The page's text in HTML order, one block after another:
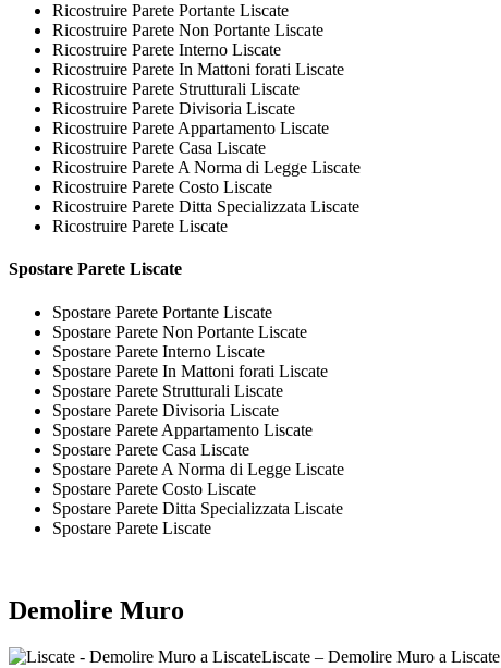
Ricostruire Parete Portante Liscate
Ricostruire Parete Non Portante Liscate
Ricostruire Parete Interno Liscate
Ricostruire Parete In Mattoni forati Liscate
Ricostruire Parete Strutturali Liscate
Ricostruire Parete Divisoria Liscate
Ricostruire Parete Appartamento Liscate
Ricostruire Parete Casa Liscate
Ricostruire Parete A Norma di Legge Liscate
Ricostruire Parete Costo Liscate
Ricostruire Parete Ditta Specializzata Liscate
Ricostruire Parete Liscate
Spostare Parete Liscate
Spostare Parete Portante Liscate
Spostare Parete Non Portante Liscate
Spostare Parete Interno Liscate
Spostare Parete In Mattoni forati Liscate
Spostare Parete Strutturali Liscate
Spostare Parete Divisoria Liscate
Spostare Parete Appartamento Liscate
Spostare Parete Casa Liscate
Spostare Parete A Norma di Legge Liscate
Spostare Parete Costo Liscate
Spostare Parete Ditta Specializzata Liscate
Spostare Parete Liscate
Demolire Muro
Liscate – Demolire Muro a Liscate